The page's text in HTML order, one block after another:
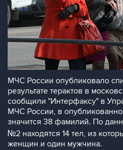
МЧС России опубликовало
результате терактов в
сообщили "Интерфаксу" в
МЧС России, в
значится 38 фамилий. По
№2 находятся 14 тел, из
женщин и один мужчина.